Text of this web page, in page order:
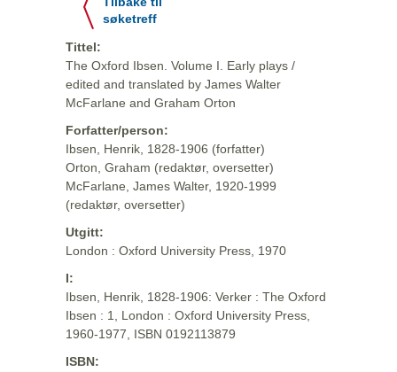
søketreff
Tittel:
The Oxford Ibsen. Volume I. Early plays /
edited and translated by James Walter
McFarlane and Graham Orton
Forfatter/person:
Ibsen, Henrik, 1828-1906 (forfatter)
Orton, Graham (redaktør, oversetter)
McFarlane, James Walter, 1920-1999
(redaktør, oversetter)
Utgitt:
London : Oxford University Press, 1970
I:
Ibsen, Henrik, 1828-1906: Verker : The Oxford
Ibsen : 1, London : Oxford University Press,
1960-1977, ISBN 0192113879
ISBN: